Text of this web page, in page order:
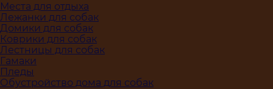
Места для отдыха
Лежанки для собак
Домики для собак
Коврики для собак
Лестницы для собак
Гамаки
Пледы
Обустройство дома для собак